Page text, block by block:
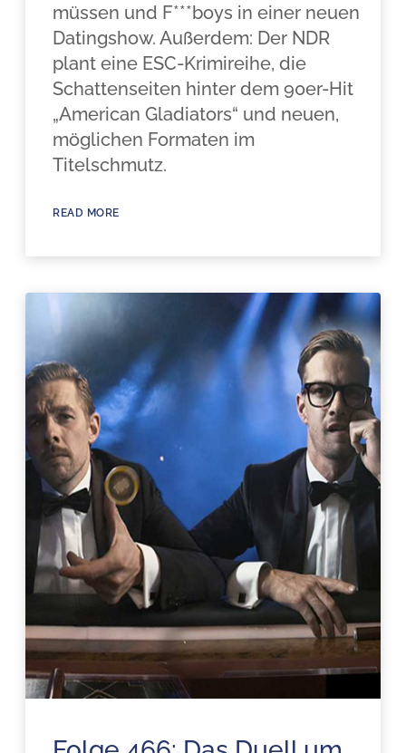
müssen und F***boys in einer neuen
Datingshow. Außerdem: Der NDR
plant eine ESC-Krimireihe, die
Schattenseiten hinter dem 90er-Hit
„American Gladiators“ und neuen,
möglichen Formaten im
Titelschmutz.
READ MORE